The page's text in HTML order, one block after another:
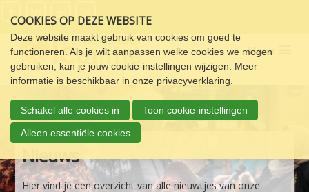
links
over
Spring
naar
de
navigatie
Spring
naar
de
inhoud
COOKIES OP DEZE WEBSITE
Deze website maakt gebruik van cookies om goed te
functioneren. Als je wilt aanpassen welke cookies we mogen
gebruiken, kan je jouw cookie-instellingen wijzigen. Meer
informatie is beschikbaar in onze privacyverklaring
Schakel alle cookies in Toon cookie-instellingen
Alleen essentiële cookies
Menu
Nieuws
Hier vind je een overzicht van alle nieuwtjes van onze